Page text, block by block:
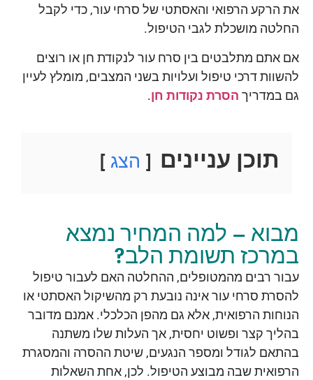
את הרקע הרפואי והאסתטי של סרחי עור, כדי לקבל
החלטה מושכלת לגבי הטיפול.
אם אתם מתלבטים בין סרח עור לנקודת חן או רוצים
להשוות דרכי טיפול ועלויות בשני המצבים, מומלץ לעיין
גם במדריך הסרת נקודות חן.
תוכן עניינים הצג
מבוא – למה המחיר נמצא
במרכז תשומת הלב?
עבור רבים מהמטופלים, ההחלטה האם לעבור טיפול
להסרת סרחי עור אינה נובעת רק מהשיקול האסתטי או
הנוחות הרפואית, אלא גם מהפן הכלכלי. אמנם מדובר
בהליך קצר ופשוט יחסית, אך העלות שלו משתנה
בהתאם לגודל ומספר הנגעים, שיטת ההסרה והמסגרת
הרפואית שבה מבוצע הטיפול. לכן, אחת השאלות